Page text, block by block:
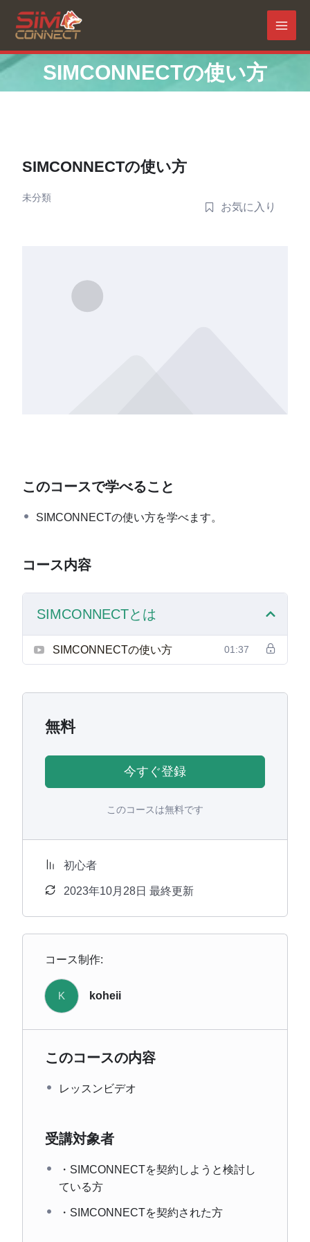
ス
キ
ッ
SIMCONNECTの使い方
SIMCONNECTの使い方
未分類
お気に入り
このコースで学べること
SIMCONNECTの使い方を学べます。
コース内容
SIMCONNECTとは
SIMCONNECTの使い方 01:37
無料
今すぐ登録
このコースは無料です
初心者
2023年10月28日 最終更新
コース制作:
K koheii
このコースの内容
レッスンビデオ
受講対象者
・SIMCONNECTを契約しようと検討し
ている方
・SIMCONNECTを契約された方